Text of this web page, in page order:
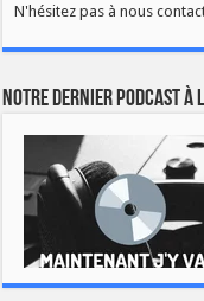
N'hésitez pas à nous
Notre dernier podcast à